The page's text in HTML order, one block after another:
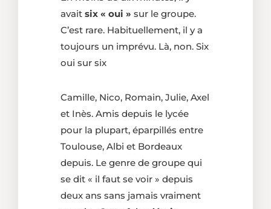
avait six « oui » sur le groupe.
C’est rare. Habituellement, il y a
toujours un imprévu. Là, non. Six
oui sur six
Camille, Nico, Romain, Julie, Axel
et Inès. Amis depuis le lycée
pour la plupart, éparpillés entre
Toulouse, Albi et Bordeaux
depuis. Le genre de groupe qui
se dit « il faut se voir » depuis
deux ans sans jamais vraiment